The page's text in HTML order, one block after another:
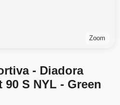
Zoom
- Diadora
S NYL - Green